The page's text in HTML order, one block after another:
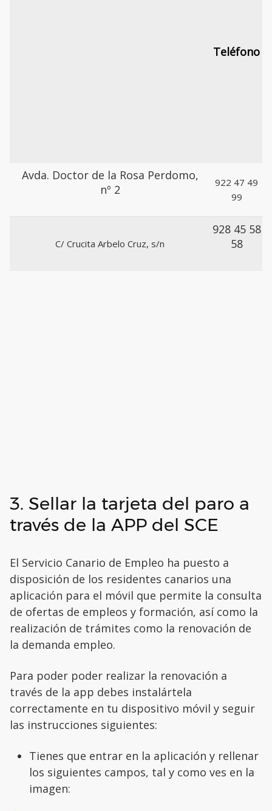
Teléfono
Avda. Doctor de la Rosa Perdomo,
nº 2
922 47 49
99
C/ Crucita Arbelo Cruz, s/n
928 45 58
58
3. Sellar la tarjeta del paro a
través de la APP del SCE
El Servicio Canario de Empleo ha puesto a
disposición de los residentes canarios una
aplicación para el móvil que permite la consulta
de ofertas de empleos y formación, así como la
realización de trámites como la renovación de
la demanda empleo.
Para poder poder realizar la renovación a
través de la app debes instalártela
correctamente en tu dispositivo móvil y seguir
las instrucciones siguientes:
Tienes que entrar en la aplicación y rellenar
los siguientes campos, tal y como ves en la
imagen: